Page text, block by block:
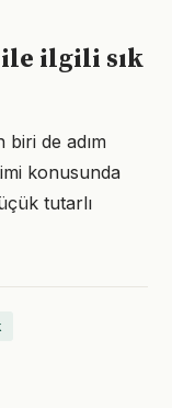
ilgili sık
biri de adım
konusunda
tutarlı